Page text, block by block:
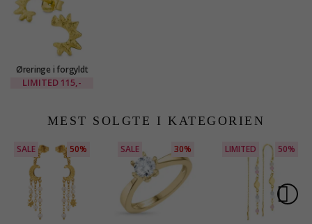
Øreringe i forgyldt
messing - Eliné
LIMITED 115,-
MEST SOLGTE I KATEGORIEN
SALE 50% SALE 30% LIMITED 50%